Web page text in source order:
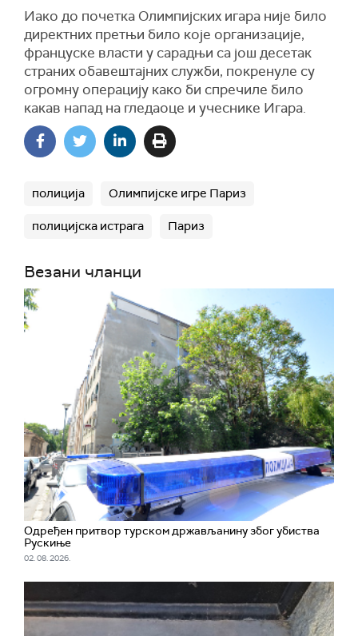
Иако до почетка Олимпијских игара није било
директних претњи било које организације,
француске власти у сарадњи са још десетак
страних обавештајних служби, покренуле су
огромну операцију како би спречиле било
какав напад на гледаоце и учеснике Игара.
полиција Олимпијске игре Париз
полицијска истрага Париз
Везани чланци
Одређен притвор турском држављанину због убиства
Рускиње
02. 08. 2026.